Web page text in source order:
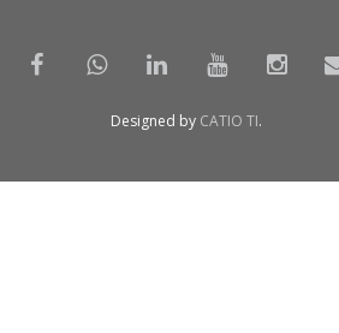
Designed by CATIO TI.